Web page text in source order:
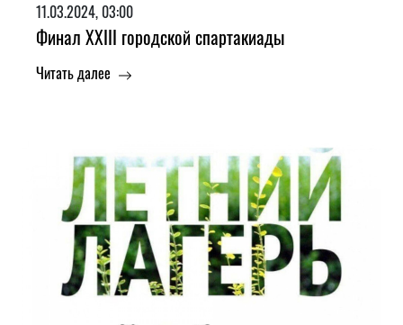
11.03.2024, 03:00
Финал XXIII городской спартакиады
Читать далее